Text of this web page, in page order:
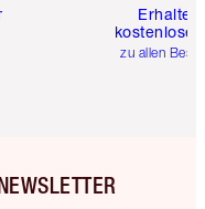
Erhalte
kostenlose
zu allen